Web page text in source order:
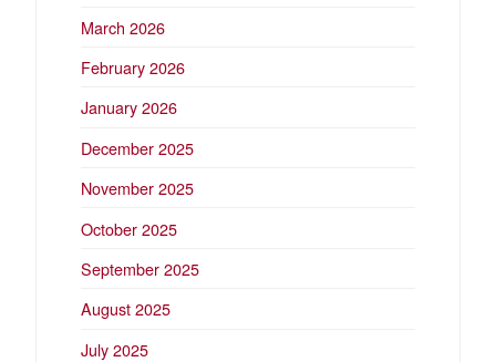
March 2026
February 2026
January 2026
December 2025
November 2025
October 2025
September 2025
August 2025
July 2025